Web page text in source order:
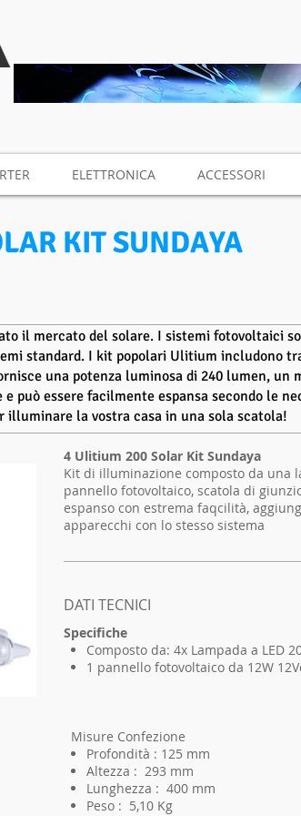
ELETTRONICA ACCESSORI
KIT SUNDAYA
il mercato del solare. I sistemi fotovoltaici
standard. I kit popolari Ulitium includono
una potenza luminosa di 240 lumen, un
può essere facilmente espansa secondo le
illuminare la vostra casa in una sola scatola!
4 Ulitium 200 Solar Kit Sundaya
Kit di illuminazione composto da una
pannello fotovoltaico, scatola di
espanso con estrema faqcilità,
apparecchi con lo stesso sistema
DATI TECNICI
Specifiche
Composto da: 4x Lampada a LED
1 pannello fotovoltaico da 12W
Misure Confezione
Profondità : 125 mm
Altezza : 293 mm
Lunghezza : 400 mm
Peso : 5,10 Kg